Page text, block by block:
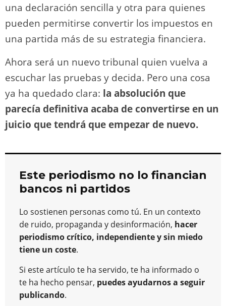
una declaración sencilla y otra para quienes
pueden permitirse convertir los impuestos en
una partida más de su estrategia financiera.
Ahora será un nuevo tribunal quien vuelva a
escuchar las pruebas y decida. Pero una cosa
ya ha quedado clara: la absolución que
parecía definitiva acaba de convertirse en un
juicio que tendrá que empezar de nuevo.
Este periodismo no lo financian
bancos ni partidos
Lo sostienen personas como tú. En un contexto
de ruido, propaganda y desinformación, hacer
periodismo crítico, independiente y sin miedo
tiene un coste.
Si este artículo te ha servido, te ha informado o
te ha hecho pensar, puedes ayudarnos a seguir
publicando.